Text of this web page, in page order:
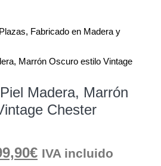
Fabricado en Madera y
Marrón Oscuro estilo Vintage
Madera, Marrón
Chester
€El
IVA incluido